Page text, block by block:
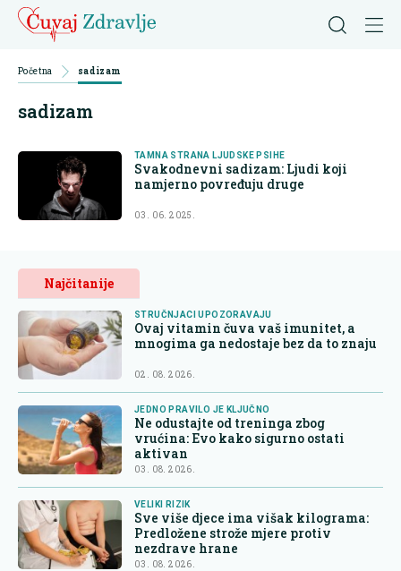
Početna sadizam
sadizam
TAMNA STRANA LJUDSKE PSIHE
Svakodnevni sadizam: Ljudi koji
namjerno povređuju druge
03. 06. 2025.
Najčitanije
STRUČNJACI UPOZORAVAJU
Ovaj vitamin čuva vaš imunitet, a
mnogima ga nedostaje bez da to znaju
02. 08. 2026.
JEDNO PRAVILO JE KLJUČNO
Ne odustajte od treninga zbog
vrućina: Evo kako sigurno ostati
aktivan
03. 08. 2026.
VELIKI RIZIK
Sve više djece ima višak kilograma:
Predložene strože mjere protiv
nezdrave hrane
03. 08. 2026.